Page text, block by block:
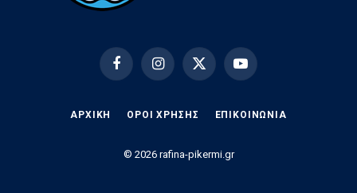
FacebookInstagramX
YouTube
ΑΡΧΙΚΗ ΟΡΟΙ ΧΡΗΣΗΣ EΠΙΚΟΙΝΩΝΊΑ
© 2026 rafina-pikermi.gr